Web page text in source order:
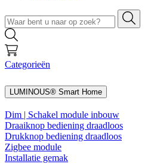
Categorieën
LUMINOUS® Smart Home
Dim | Schakel module inbouw
Draaiknop bediening draadloos
Drukknop bediening draadloos
Zigbee module
Installatie gemak